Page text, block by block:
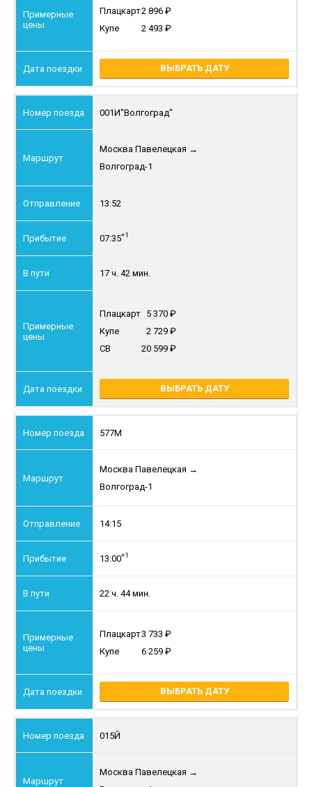
Плацкарт2 896
Купе
2 493
ВЫБРАТЬ ДАТУ
001И"Волгоград"
Москва Павелецкая →
Волгоград-1
13:52
07:35+1
17 ч. 42 мин.
Плацкарт 5 370
Купе
2 729
СВ
20 599
ВЫБРАТЬ ДАТУ
577М
Москва Павелецкая →
Волгоград-1
14:15
13:00+1
22 ч. 44 мин.
Плацкарт3 733
Купе
6 259
ВЫБРАТЬ ДАТУ
015Й
Москва Павелецкая →